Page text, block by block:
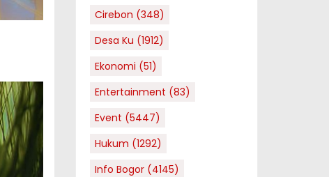
Cirebon (348)
Desa Ku (1912)
Ekonomi (51)
Entertainment (83)
Event (5447)
Hukum (1292)
Info Bogor(4145)